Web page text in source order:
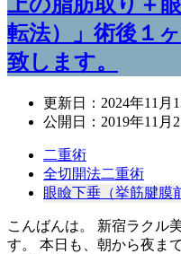
転法）」術後１
致します。
更新日： 2024年11月
公開日： 2019年11月
二重術
全切開法二重術
眼瞼下垂（挙筋腱膜
こんばんは。 新宿ラクル
す。 本日も、朝から夜ま